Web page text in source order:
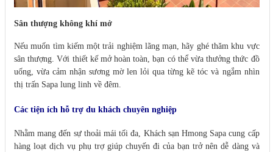
Sân thượng không khí mở
Nếu muốn tìm kiếm một trải nghiệm lãng mạn, hãy ghé thăm khu vực
sân thượng. Với thiết kế mở hoàn toàn, bạn có thể vừa thưởng thức đồ
uống, vừa cảm nhận sương mờ len lỏi qua từng kẽ tóc và ngắm nhìn
thị trấn Sapa lung linh về đêm.
Các tiện ích hỗ trợ du khách chuyên nghiệp
Nhằm mang đến sự thoải mái tối đa, Khách sạn Hmong Sapa cung cấp
hàng loạt dịch vụ phụ trợ giúp chuyến đi của bạn trở nên dễ dàng và